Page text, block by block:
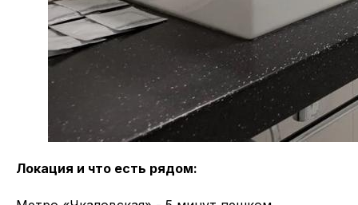
Локация и что есть рядом: